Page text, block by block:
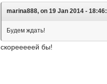
marina888, on 19 Jan 2014 - 18:46:
Будем ждать!
скорееееей бы!